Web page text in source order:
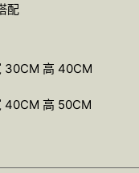
配
30CM 高 40CM
40CM 高 50CM